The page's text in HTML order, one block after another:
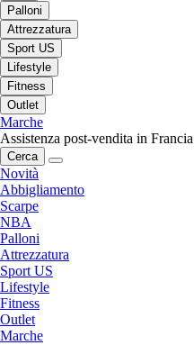
Palloni
Attrezzatura
Sport US
Lifestyle
Fitness
Outlet
Marche
Assistenza post-vendita in Francia
Cerca
Novità
Abbigliamento
Scarpe
NBA
Palloni
Attrezzatura
Sport US
Lifestyle
Fitness
Outlet
Marche